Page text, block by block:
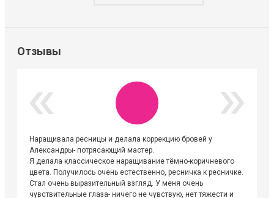
Отзывы
Наращивала ресницы и делала коррекцию бровей у
Александры- потрясающий мастер.
Я делала классическое наращивание тёмно-коричневого
цвета. Получилось очень естественно, ресничка к ресничке.
Стал очень выразительный взгляд. У меня очень
чувствительные глаза- ничего не чувствую, нет тяжести и